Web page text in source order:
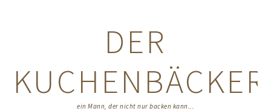
DER
KUCHENBÄCKER
ein Mann, der nicht nur backen kann...